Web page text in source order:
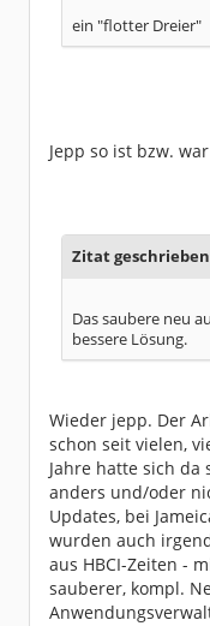
ein "flotter Dreier"
Jepp so ist bzw.
Zitat
Das saubere neu
bessere Lösung.
Wieder jepp. Der
schon seit vielen,
Jahre hatte sich da
anders und/oder
Updates, bei
wurden auch
aus HBCI-Zeiten -
sauberer, kompl.